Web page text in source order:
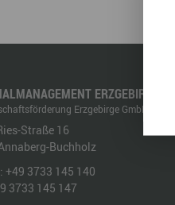
ERZGEBIRGE
Erzgebirge GmbH
Straße 16
Buchholz
+49 3733 145 140
3733 145 147